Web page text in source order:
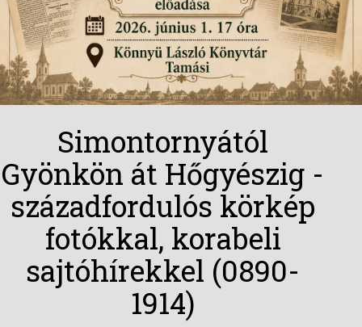
Simontornyától
Gyönkön át Hőgyészig -
századfordulós körkép
fotókkal, korabeli
sajtóhírekkel (0890-
1914)